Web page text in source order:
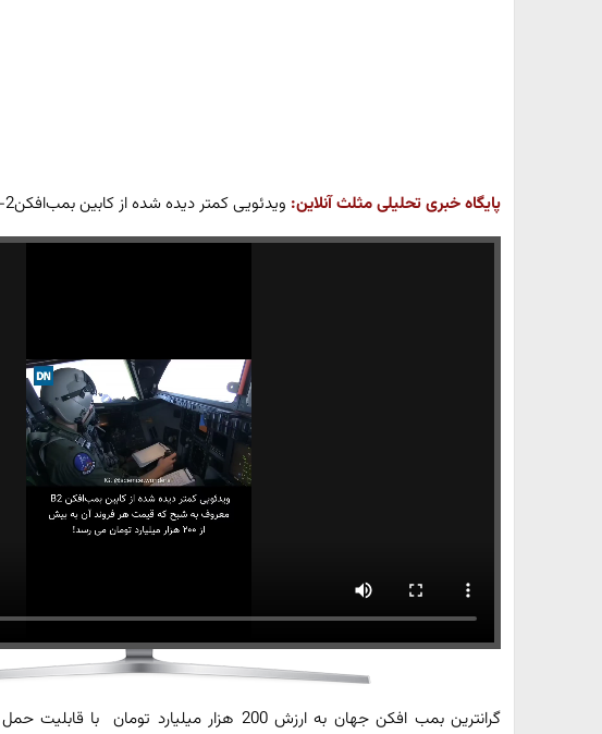
پایگاه خبری تحلیلی مثلث آنلاین: ویدئویی کمتر دیده شده از کابین بمب‌افکنB-2 معروف به شب
گرانترین بمب افکن جهان به ارزش 200 هزار